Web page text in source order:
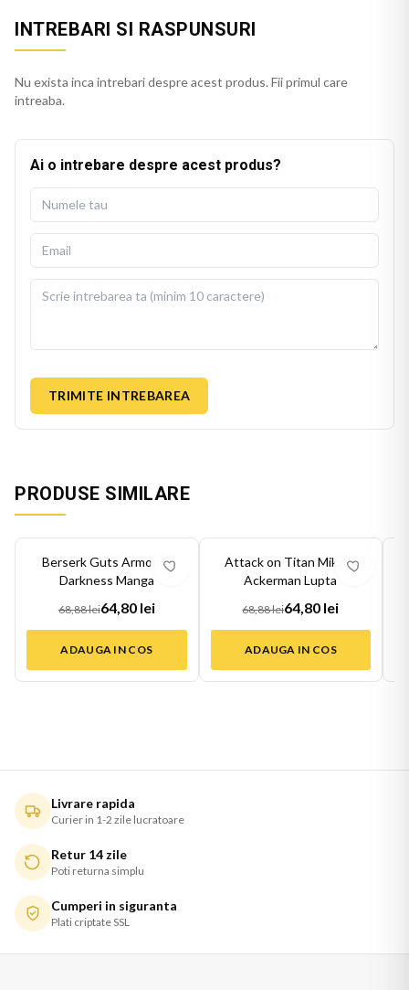
INTREBARI SI RASPUNSURI
Nu exista inca intrebari despre acest produs. Fii primul care
intreaba.
Ai o intrebare despre acest produs?
TRIMITE INTREBAREA
PRODUSE SIMILARE
%Berserk Guts Armor of
Darkness Manga
68,88 lei64,80 lei
ADAUGA IN COS
%Attack on Titan Mikasa
Ackerman Lupta
68,88 lei64,80 lei
ADAUGA IN COS
Livrare rapida
Curier in 1-2 zile lucratoare
Retur 14 zile
Poti returna simplu
Cumperi in siguranta
Plati criptate SSL